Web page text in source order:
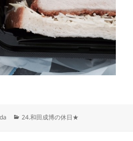
カ
24.和田成博の休日★